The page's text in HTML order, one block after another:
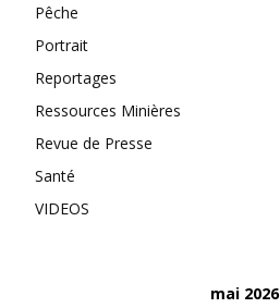
Pêche
Portrait
Reportages
Ressources Minières
Revue de Presse
Santé
VIDEOS
mai 2026